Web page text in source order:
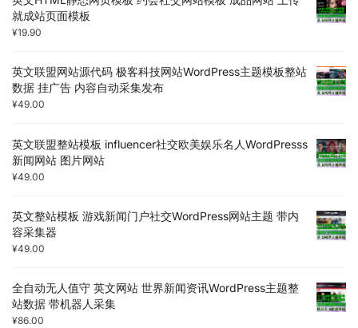
就成站页面模板
¥19.90
英文联盟网站源代码 极客科技网站WordPress主题模板整站
数据 挂广告 内容自动采集发布
¥49.00
英文联盟整站模板 influencer社交欧美娱乐名人WordPresss
新闻网站 图片网站
¥49.00
英文整站模板 游戏新闻门户社交WordPress网站主题 带内
容采集器
¥49.00
全自动无人值守 英文网站 世界新闻资讯WordPress主题整
站数据 带机器人采集
¥86.00